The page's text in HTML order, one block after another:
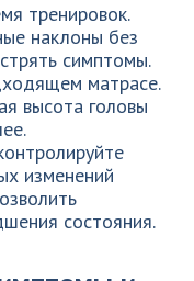
тренировок.
наклоны без
симптомы.
матрасе.
высота головы
изменений
состояния.